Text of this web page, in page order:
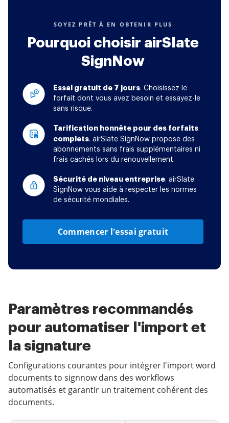
SOYEZ PRÊT À EN OBTENIR PLUS
Pourquoi choisir airSlate
SignNow
Essai gratuit de 7 jours. Choisissez le
forfait dont vous avez besoin et essayez-le
sans risque.
Tarification honnête pour des forfaits
complets. airSlate SignNow propose des
abonnements sans frais supplémentaires ni
frais cachés lors du renouvellement.
Sécurité de niveau entreprise. airSlate
SignNow vous aide à respecter les normes
de sécurité mondiales.
Commencer l'essai gratuit
Paramètres recommandés
pour automatiser l'import et
la signature
Configurations courantes pour intégrer l'import word
documents to signnow dans des workflows
automatisés et garantir un traitement cohérent des
documents.